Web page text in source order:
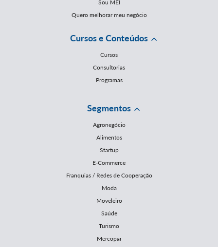
Sou MEI
Quero melhorar meu negócio
Cursos e Conteúdos
Cursos
Consultorias
Programas
Segmentos
Agronegócio
Alimentos
Startup
E-Commerce
Franquias / Redes de Cooperação
Moda
Moveleiro
Saúde
Turismo
Mercopar